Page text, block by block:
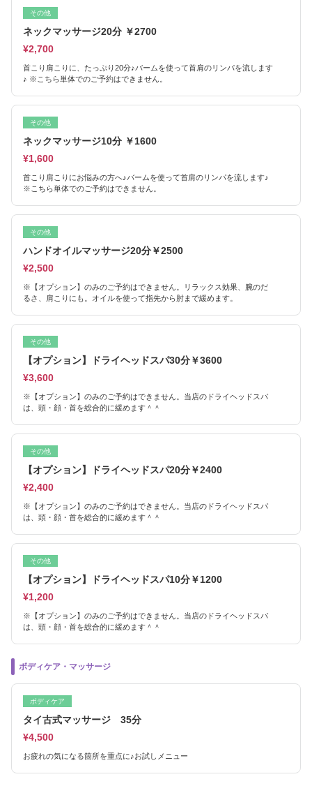
その他
ネックマッサージ20分 ￥2700
¥2,700
首こり肩こりに、たっぷり20分♪バームを使って首肩のリンパを流します
♪ ※こちら単体でのご予約はできません。
その他
ネックマッサージ10分 ￥1600
¥1,600
首こり肩こりにお悩みの方へ♪バームを使って首肩のリンパを流します♪
※こちら単体でのご予約はできません。
その他
ハンドオイルマッサージ20分￥2500
¥2,500
※【オプション】のみのご予約はできません。リラックス効果、腕のだ
るさ、肩こりにも。オイルを使って指先から肘まで緩めます。
その他
【オプション】ドライヘッドスパ30分￥3600
¥3,600
※【オプション】のみのご予約はできません。当店のドライヘッドスパ
は、頭・顔・首を総合的に緩めます＾＾
その他
【オプション】ドライヘッドスパ20分￥2400
¥2,400
※【オプション】のみのご予約はできません。当店のドライヘッドスパ
は、頭・顔・首を総合的に緩めます＾＾
その他
【オプション】ドライヘッドスパ10分￥1200
¥1,200
※【オプション】のみのご予約はできません。当店のドライヘッドスパ
は、頭・顔・首を総合的に緩めます＾＾
ボディケア・マッサージ
ボディケア
タイ古式マッサージ 35分
¥4,500
お疲れの気になる箇所を重点に♪お試しメニュー